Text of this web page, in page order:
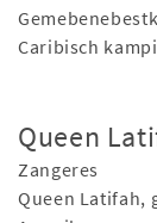
Caribisch
Queen
Zangeres
Queen Latifah,